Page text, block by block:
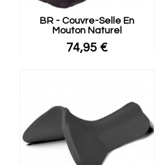
BR - Couvre-Selle En
Mouton Naturel
74,95 €